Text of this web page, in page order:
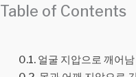
Table of Contents
얼굴 지압으로 깨어남